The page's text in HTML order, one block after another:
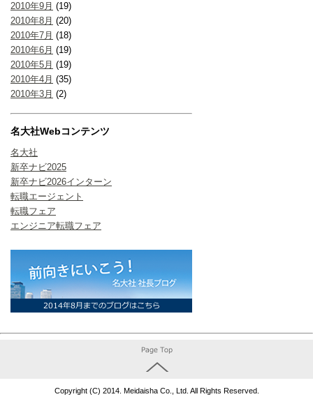
2010年9月 (19)
2010年8月 (20)
2010年7月 (18)
2010年6月 (19)
2010年5月 (19)
2010年4月 (35)
2010年3月 (2)
名大社Webコンテンツ
名大社
新卒ナビ2025
新卒ナビ2026インターン
転職エージェント
転職フェア
エンジニア転職フェア
Copyright (C) 2014. Meidaisha Co., Ltd. All Rights Reserved.